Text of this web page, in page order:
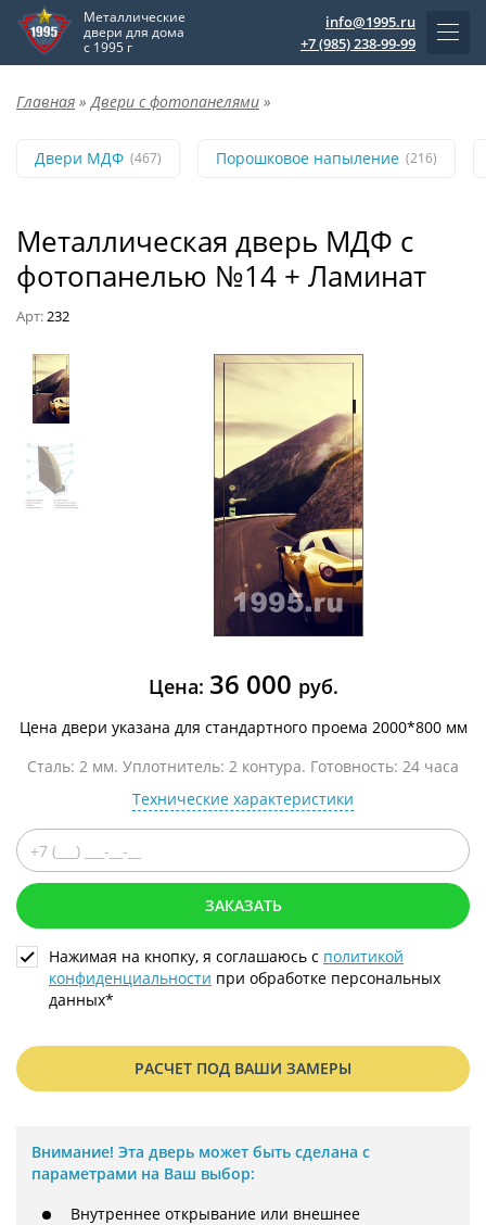
Металлические
двери для дома
с 1995 г
info@1995.ru
+7 (985) 238-99-99
Главная » Двери с фотопанелями »
Двери МДФ (467) Порошковое напыление (216)
Металлическая дверь МДФ с
фотопанелью №14 + Ламинат
Арт:232
Цена: 36 000 руб.
Цена двери указана для стандартного проема 2000*800 мм
Сталь: 2 мм. Уплотнитель: 2 контура. Готовность: 24 часа
Технические характеристики
ЗАКАЗАТЬ
Нажимая на кнопку, я соглашаюсь с политикой
конфиденциальности при обработке персональных
данных*
РАСЧЕТ ПОД ВАШИ ЗАМЕРЫ
Внимание! Эта дверь может быть сделана с
параметрами на Ваш выбор:
Внутреннее открывание или внешнее